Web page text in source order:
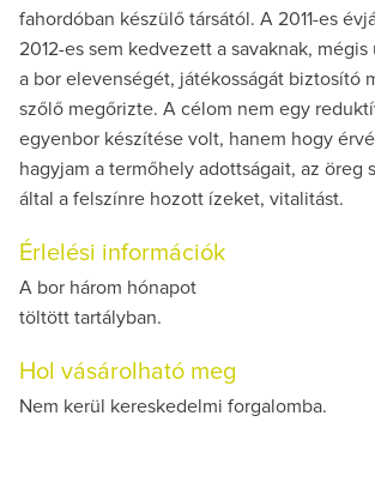
fahordóban készülő társától. A 2011-es
2012-es sem kedvezett a savaknak,
a bor elevenségét, játékosságát biztosító
szőlő megőrizte. A célom nem egy
egyenbor készítése volt, hanem hogy
hagyjam a termőhely adottságait, az öreg
által a felszínre hozott ízeket, vitalitást.
Érlelési információk
A bor három hónapot
töltött tartályban.
Hol vásárolható meg
Nem kerül kereskedelmi forgalomba.